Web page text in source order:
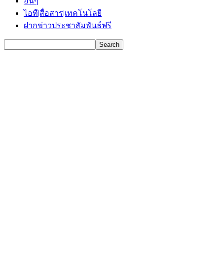
ไอที|สื่อสาร|เทคโนโลยี
ฝากข่าวประชาสัมพันธ์ฟรี